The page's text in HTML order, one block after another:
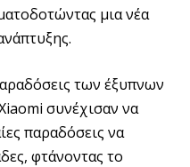
μια νέα
των έξυπνων
συνέχισαν να
παραδόσεις να
φτάνοντας το